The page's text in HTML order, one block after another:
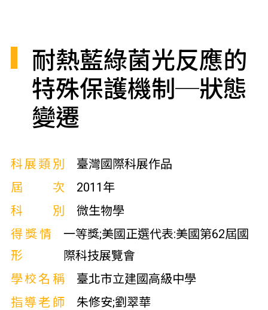
耐熱藍綠菌光反應的
特殊保護機制─狀態
變遷
科展類別
臺灣國際科展作品
屆次
2011年
科別
微生物學
得獎情
形
一等獎;美國正選代表:美國第62屆國
際科技展覽會
學校名稱
臺北市立建國高級中學
指導老師
朱修安;劉翠華